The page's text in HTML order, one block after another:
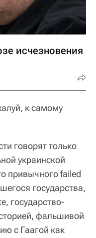
исчезновения
к самому
говорят только
украинской
привычного failed
государства,
государство-
фальшивой
с Гаагой как